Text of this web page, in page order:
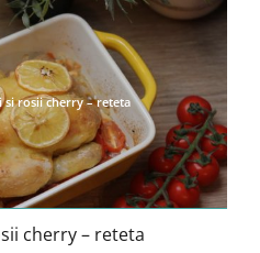
si rosii cherry – reteta
cherry – reteta